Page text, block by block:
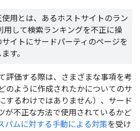
用とは、あるホストサイトのラン
用して検索ランキングを不正に操
イトにサードパーティのページを
す。
評価する際は、さまざまな事項を考
のように作成されたかについてのサ
するわけではありません）、サード
が不正な方法で使用されているかど
パムに対する手動による対策を受け